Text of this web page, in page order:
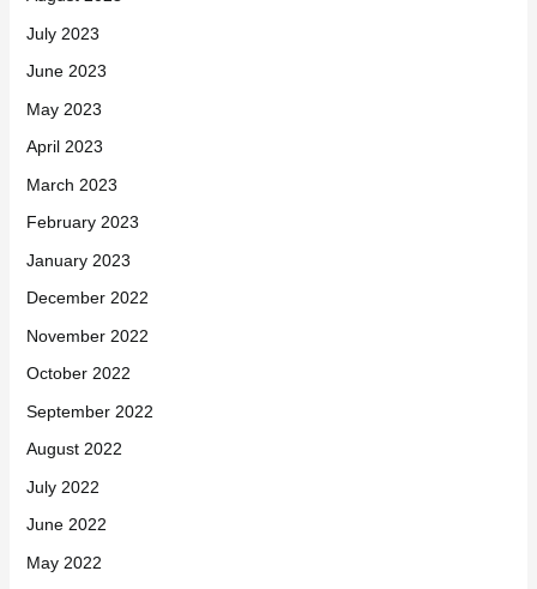
July 2023
June 2023
May 2023
April 2023
March 2023
February 2023
January 2023
December 2022
November 2022
October 2022
September 2022
August 2022
July 2022
June 2022
May 2022